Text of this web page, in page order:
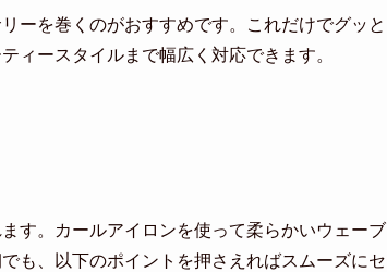
ーを巻くのがおすすめです。これだけでグッと
ィースタイルまで幅広く対応できます。
す。カールアイロンを使って柔らかいウェーブ
も、以下のポイントを押さえればスムーズにセ